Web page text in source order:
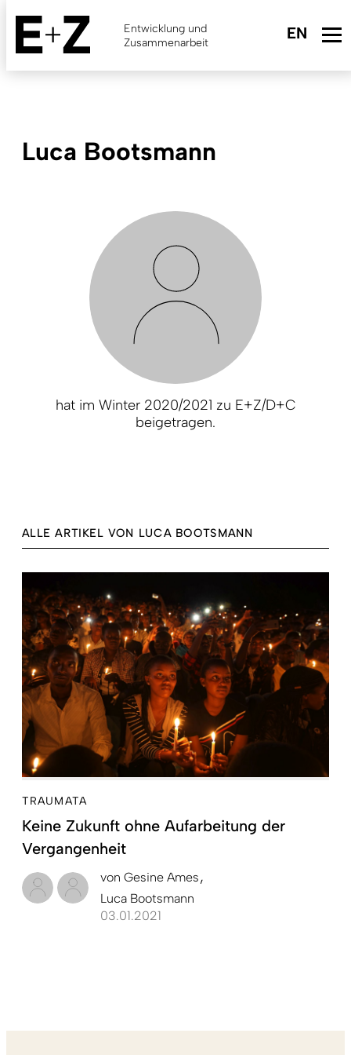
Skip
main
content
Entwicklung und
Zusammenarbeit
Luca Bootsmann
hat im Winter 2020/2021 zu E+Z/D+C
beigetragen.
ALLE ARTIKEL VON LUCA BOOTSMANN
TRAUMATA
Keine Zukunft ohne Aufarbeitung der
Vergangenheit
von Gesine Ames
Luca Bootsmann
03.01.2021